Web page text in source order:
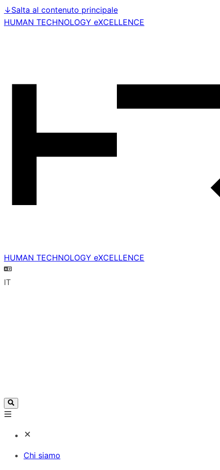
↓Salta al contenuto principale
HUMAN TECHNOLOGY eXCELLENCE
HUMAN TECHNOLOGY eXCELLENCE
IT
Chi siamo